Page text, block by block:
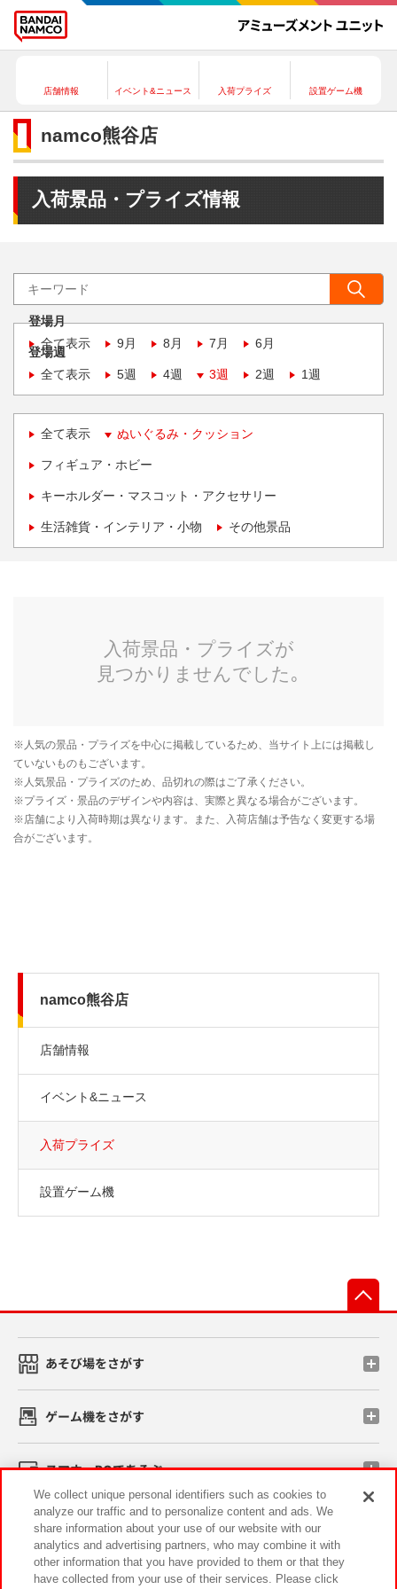
店舗情報 イベント&ニュース 入荷プライズ 設置ゲーム機
namco熊谷店
入荷景品・プライズ情報
登場月
全て表示
9月 8月 7月 6月
登場週
全て表示
5週 4週 3週 2週 1週
全て表示 ぬいぐるみ・クッション
フィギュア・ホビー
キーホルダー・マスコット・アクセサリー
生活雑貨・インテリア・小物 その他景品
namco熊谷店
店舗情報
イベント&ニュース
入荷プライズ
設置ゲーム機
あそび場をさがす
ゲーム機をさがす
スマホ・PCであそぶ
イベント・キャンペーン
We collect unique personal identifiers such as cookies to
analyze our traffic and to personalize content and ads. We
share information about your use of our website with our
analytics and advertising partners, who may combine it with
other information that you have provided to them or that they
have collected from your use of their services. Please click